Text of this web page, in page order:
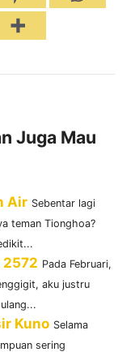
Juga Mau
Air Sebentar lagi
teman Tionghoa?
Pada Februari,
aku justru
Kuno Selama
sering